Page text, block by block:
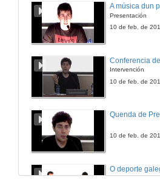
A música dun
Presentación
10 de feb. de
Conferencia
Intervención
10 de feb. de
Quenda de
10 de feb. de
O deporte
Presentación